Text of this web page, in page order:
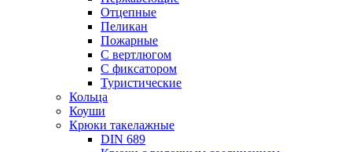
Отцепные
Пеликан
Пожарные
С вертлюгом
С фиксатором
Туристические
Кольца
Коуши
Крюки такелажные
DIN 689